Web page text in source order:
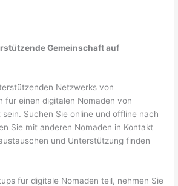
Gemeinschaft auf
Netzwerks von
für einen digitalen Nomaden von
Suchen Sie online und offline nach
Sie mit anderen Nomaden in Kontakt
und Unterstützung finden
für digitale Nomaden teil, nehmen Sie